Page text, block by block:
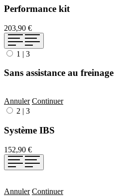
Performance kit
203,90 €
1 | 3
Sans assistance au freinage
Annuler Continuer
2 | 3
Système IBS
152,90 €
Annuler Continuer